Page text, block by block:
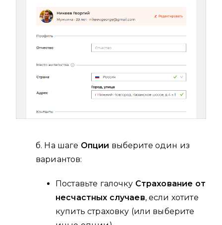
б. На шаге Опции выберите один из
вариантов:
Поставьте галочку Страхование от
несчастных случаев, если хотите
купить страховку (или выберите